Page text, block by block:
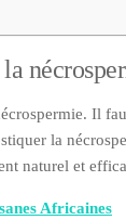
Il
la
naturel et
Africaines